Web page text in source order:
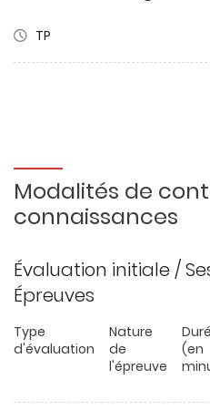
TP
Modalités de
connaissances
Évaluation initiale /
Épreuves
Type
d'évaluation
Nature
de
l'épreuve
(en